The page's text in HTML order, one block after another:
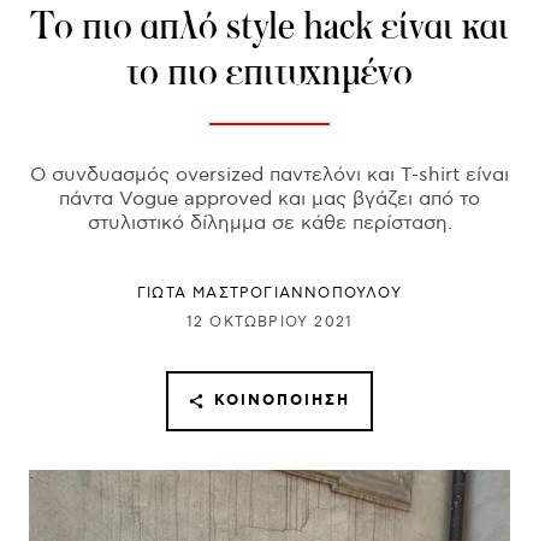
Το πιο απλό style hack είναι και
το πιο επιτυχημένο
Ο συνδυασμός oversized παντελόνι και T-shirt είναι
πάντα Vogue approved και μας βγάζει από το
στυλιστικό δίλημμα σε κάθε περίσταση.
ΓΙΩΤΑ ΜΑΣΤΡΟΓΙΑΝΝΟΠΟΥΛΟΥ
12 ΟΚΤΩΒΡΊΟΥ 2021
ΚΟΙΝΟΠΟΊΗΣΗ